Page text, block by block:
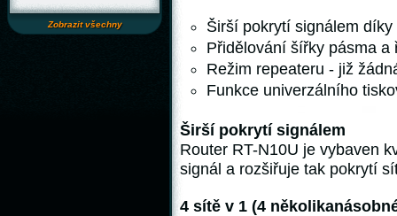
Zobrazit všechny
Širší pokrytí signálem díky
Přidělování šířky pásma
Režim repeateru - již
Funkce univerzálního
Širší pokrytí signálem
Router RT-N10U je vybaven
signál a rozšiřuje tak pokrytí
4 sítě v 1 (4